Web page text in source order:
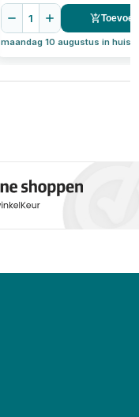
1
maandag 10 augustus in huis